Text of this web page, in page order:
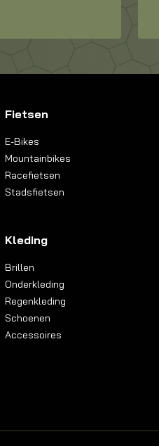
Fietsen
E-Bikes
Mountainbikes
Racefietsen
Stadsfietsen
Kleding
Brillen
Onderkleding
Regenkleding
Schoenen
Accessoires